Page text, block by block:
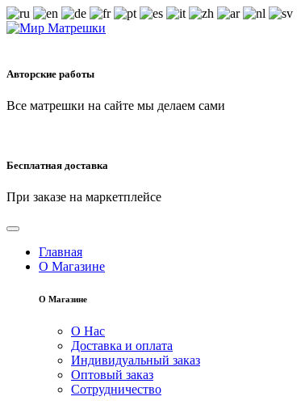
Авторские работы
Все матрешки на сайте мы делаем сами
Бесплатная доставка
При заказе на маркетплейсе
Главная
О Магазине
О Магазине
О Нас
Доставка и оплата
Индивидуальный заказ
Оптовый заказ
Сотрудничество